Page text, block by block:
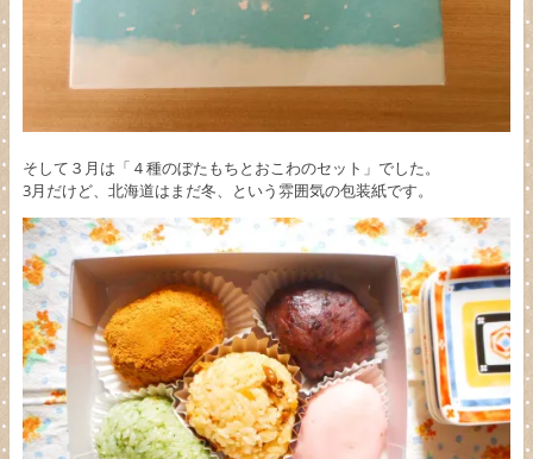
そして３月は「４種のぼたもちとおこわのセット」でした。
3月だけど、北海道はまだ冬、という雰囲気の包装紙です。